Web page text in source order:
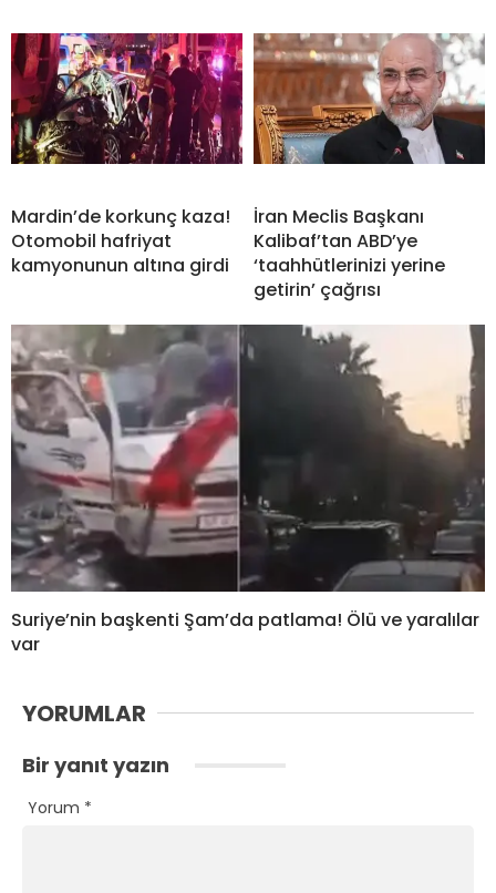
Mardin’de korkunç kaza!
Otomobil hafriyat
kamyonunun altına girdi
İran Meclis Başkanı
Kalibaf’tan ABD’ye
‘taahhütlerinizi yerine
getirin’ çağrısı
Suriye’nin başkenti Şam’da patlama! Ölü ve yaralılar
var
YORUMLAR
Bir yanıt yazın
Yorum *